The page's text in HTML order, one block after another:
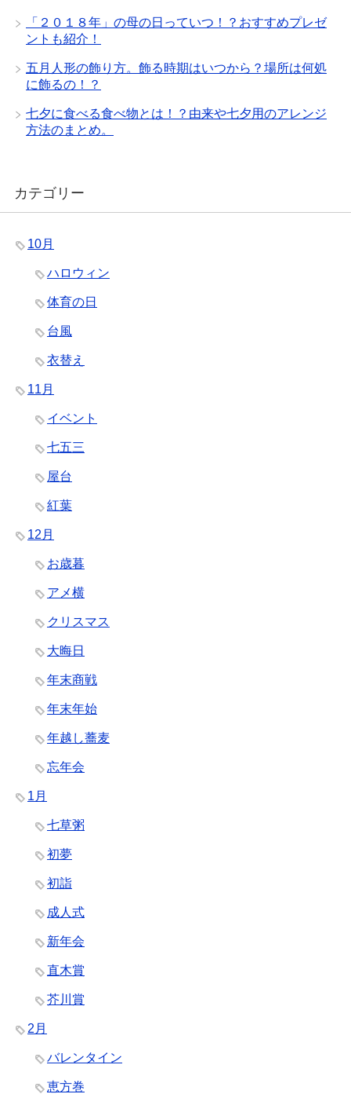
「２０１８年」の母の日っていつ！？おすすめプレゼ
ントも紹介！
五月人形の飾り方。飾る時期はいつから？場所は何処
に飾るの！？
七夕に食べる食べ物とは！？由来や七夕用のアレンジ
方法のまとめ。
カテゴリー
10月
ハロウィン
体育の日
台風
衣替え
11月
イベント
七五三
屋台
紅葉
12月
お歳暮
アメ横
クリスマス
大晦日
年末商戦
年末年始
年越し蕎麦
忘年会
1月
七草粥
初夢
初詣
成人式
新年会
直木賞
芥川賞
2月
バレンタイン
恵方巻